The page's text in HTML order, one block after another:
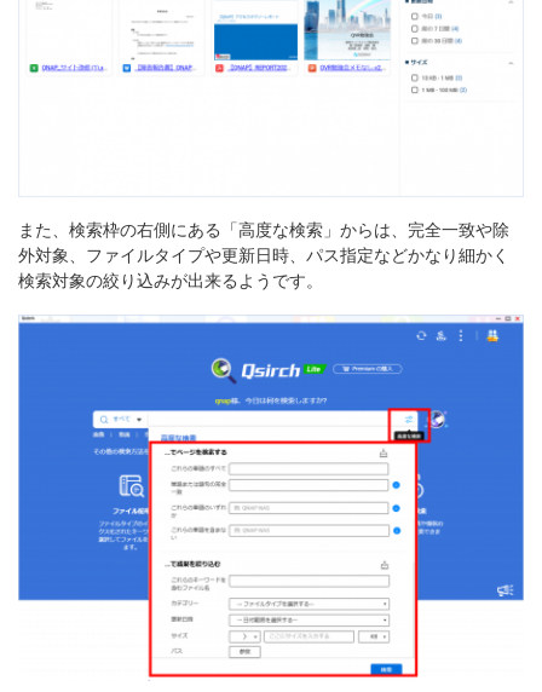
また、検索枠の右側にある「高度な検索」からは、完全一致や除
外対象、ファイルタイプや更新日時、パス指定などかなり細かく
検索対象の絞り込みが出来るようです。